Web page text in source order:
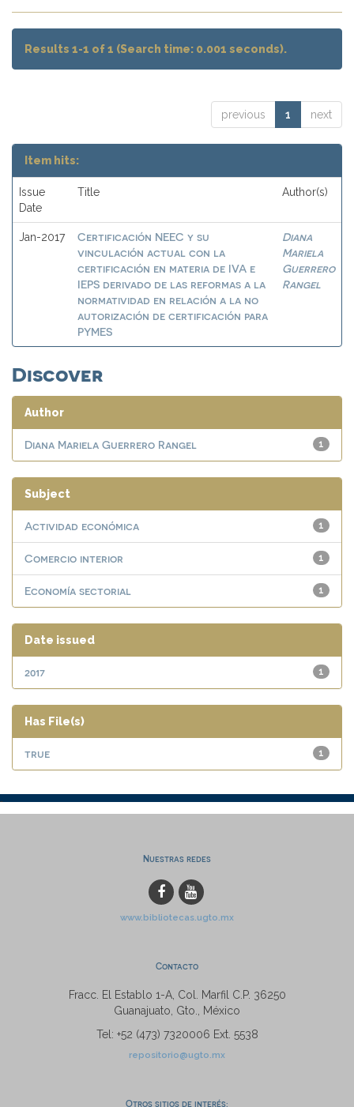
Results 1-1 of 1 (Search time: 0.001 seconds).
previous 1 next
Item hits:
Issue
Date
Title Author(s)
Jan-2017
Certificación NEEC y su
vinculación actual con la
certificación en materia de IVA e
IEPS derivado de las reformas a la
normatividad en relación a la no
autorización de certificación para
PYMES
Diana
Mariela
Guerrero
Rangel
Discover
Author
1
Diana Mariela Guerrero Rangel
Subject
1
Actividad económica
1
Comercio interior
1
Economía sectorial
Date issued
1
2017
Has File(s)
1
true
Nuestras redes
www.bibliotecas.ugto.mx
Contacto
Fracc. El Establo 1-A, Col. Marfil C.P. 36250
Guanajuato, Gto., México
Tel: +52 (473) 7320006 Ext. 5538
repositorio@ugto.mx
Otros sitios de interés: